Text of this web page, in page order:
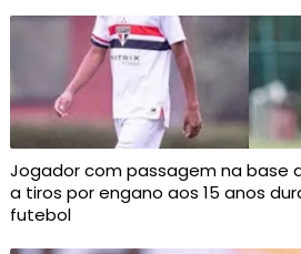
Jogador com passagem na base
a tiros por engano aos 15 anos
futebol